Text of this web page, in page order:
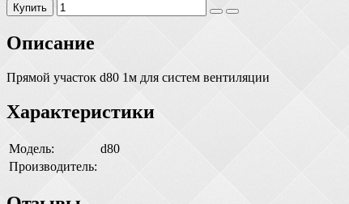
Купить
Описание
Прямой участок d80 1м для систем вентиляции
Характеристики
Модель:
d80
Производитель: